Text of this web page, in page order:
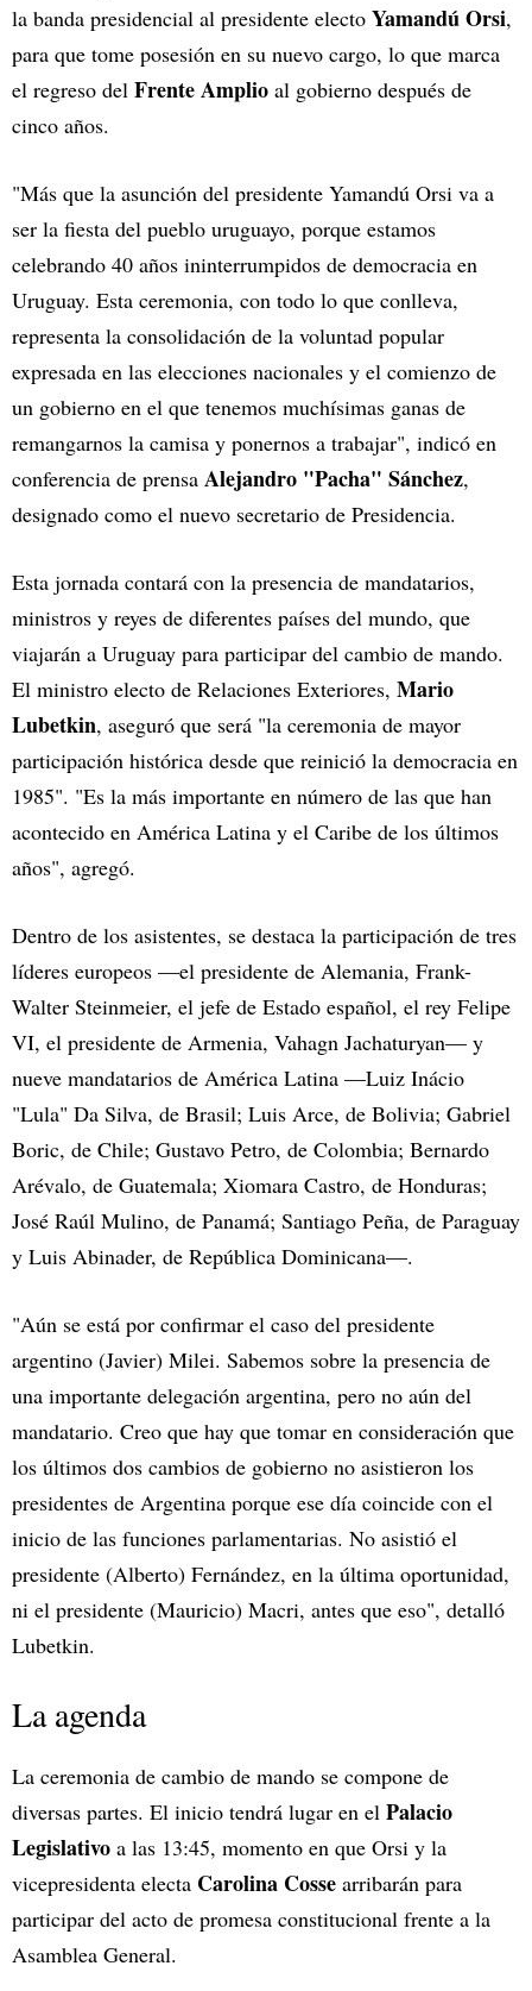
la banda presidencial al presidente electo Yamandú Orsi,
para que tome posesión en su nuevo cargo, lo que marca
el regreso del Frente Amplio al gobierno después de
cinco años.
"Más que la asunción del presidente Yamandú Orsi va a
ser la fiesta del pueblo uruguayo, porque estamos
celebrando 40 años ininterrumpidos de democracia en
Uruguay. Esta ceremonia, con todo lo que conlleva,
representa la consolidación de la voluntad popular
expresada en las elecciones nacionales y el comienzo de
un gobierno en el que tenemos muchísimas ganas de
remangarnos la camisa y ponernos a trabajar", indicó en
conferencia de prensa Alejandro "Pacha" Sánchez,
designado como el nuevo secretario de Presidencia.
Esta jornada contará con la presencia de mandatarios,
ministros y reyes de diferentes países del mundo, que
viajarán a Uruguay para participar del cambio de mando.
El ministro electo de Relaciones Exteriores, Mario
Lubetkin, aseguró que será "la ceremonia de mayor
participación histórica desde que reinició la democracia en
1985". "Es la más importante en número de las que han
acontecido en América Latina y el Caribe de los últimos
años", agregó.
Dentro de los asistentes, se destaca la participación de tres
líderes europeos —el presidente de Alemania, Frank-
Walter Steinmeier, el jefe de Estado español, el rey Felipe
VI, el presidente de Armenia, Vahagn Jachaturyan— y
nueve mandatarios de América Latina —Luiz Inácio
"Lula" Da Silva, de Brasil; Luis Arce, de Bolivia; Gabriel
Boric, de Chile; Gustavo Petro, de Colombia; Bernardo
Arévalo, de Guatemala; Xiomara Castro, de Honduras;
José Raúl Mulino, de Panamá; Santiago Peña, de Paraguay
y Luis Abinader, de República Dominicana—.
"Aún se está por confirmar el caso del presidente
argentino (Javier) Milei. Sabemos sobre la presencia de
una importante delegación argentina, pero no aún del
mandatario. Creo que hay que tomar en consideración que
los últimos dos cambios de gobierno no asistieron los
presidentes de Argentina porque ese día coincide con el
inicio de las funciones parlamentarias. No asistió el
presidente (Alberto) Fernández, en la última oportunidad,
ni el presidente (Mauricio) Macri, antes que eso", detalló
Lubetkin.
La agenda
La ceremonia de cambio de mando se compone de
diversas partes. El inicio tendrá lugar en el Palacio
Legislativo a las 13:45, momento en que Orsi y la
vicepresidenta electa Carolina Cosse arribarán para
participar del acto de promesa constitucional frente a la
Asamblea General.